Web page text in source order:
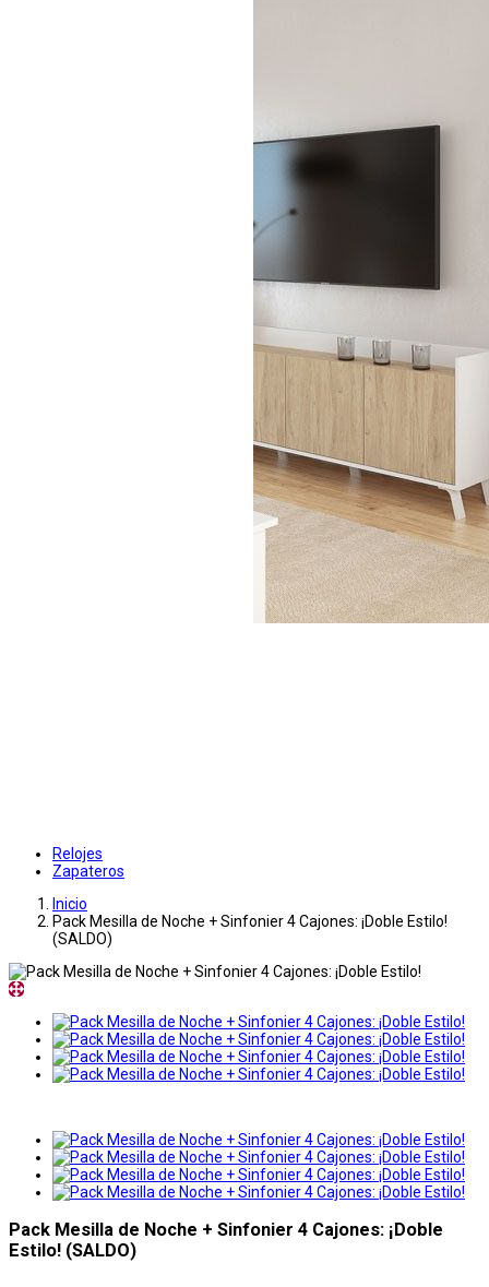
Relojes
Zapateros
Inicio
Pack Mesilla de Noche + Sinfonier 4 Cajones: ¡Doble Estilo!
(SALDO)
Pack Mesilla de Noche + Sinfonier 4 Cajones: ¡Doble
Estilo! (SALDO)